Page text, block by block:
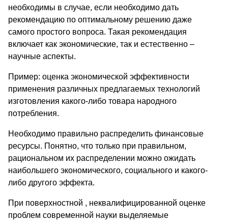
необходимы в случае, если необходимо дать
рекомендацию по оптимальному решению даже
самого простого вопроса. Такая рекомендация
включает как экономические, так и естественно –
научные аспекты.
Пример: оценка экономической эффективности
применения различных предлагаемых технологий
изготовления какого-либо товара народного
потребления.
Необходимо правильно распределить финансовые
ресурсы. Понятно, что только при правильном,
рациональном их распределении можно ожидать
наибольшего экономического, социального и какого-
либо другого эффекта.
При поверхностной , неквалифицированной оценке
проблем современной науки выделяемые